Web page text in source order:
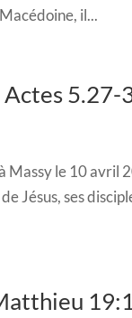
il...
Actes 5.27-
le 10 avril
Jésus, ses